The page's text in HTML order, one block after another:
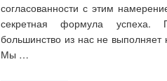
согласованности с этим
секретная формула
большинство из нас не выполняет
Мы …